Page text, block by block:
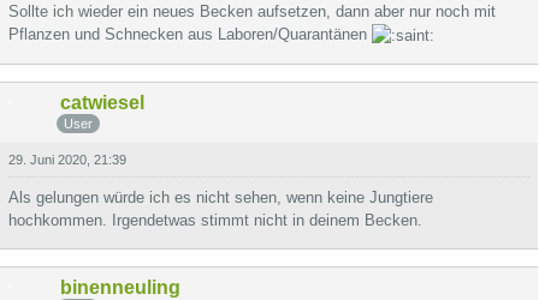
Sollte ich wieder ein neues Becken aufsetzen, dann aber nur noch mit
Pflanzen und Schnecken aus Laboren/Quarantänen
catwiesel
User
29. Juni 2020, 21:39
Als gelungen würde ich es nicht sehen, wenn keine Jungtiere
hochkommen. Irgendetwas stimmt nicht in deinem Becken.
binenneuling